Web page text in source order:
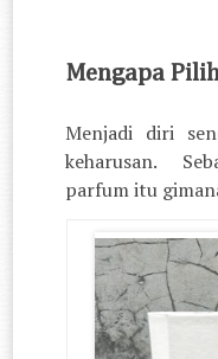
Mengapa
Menjadi diri
keharusan.
parfum itu